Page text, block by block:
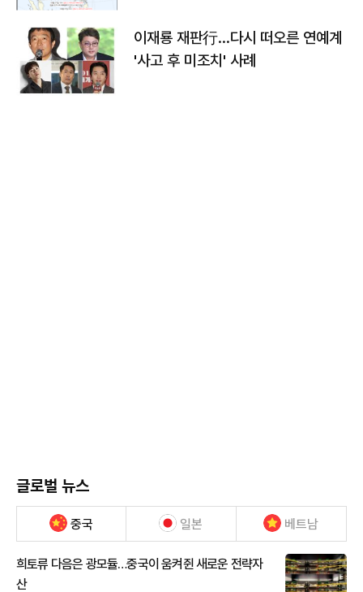
이재룡 재판行…다시 떠오른 연예계
'사고 후 미조치' 사례
글로벌 뉴스
중국 일본 베트남
희토류 다음은 광모듈…중국이 움켜쥔 새로운 전략자
산